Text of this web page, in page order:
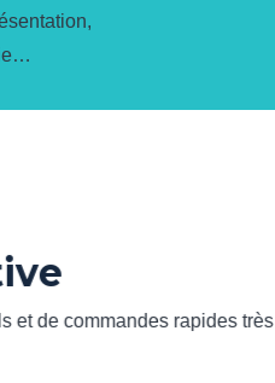
et de commandes rapides très